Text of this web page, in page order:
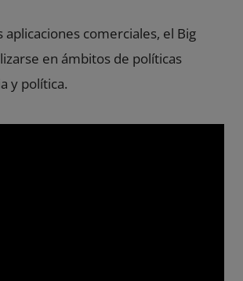
aplicaciones comerciales, el Big
en ámbitos de políticas
y política.